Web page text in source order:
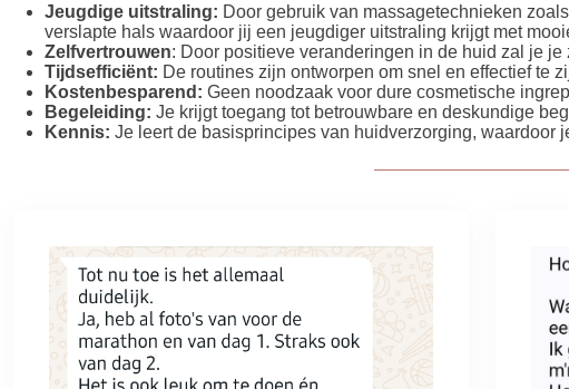
Jeugdige uitstraling: Door gebruik van massagetechnieken
verslapte hals waardoor jij een jeugdiger uitstraling krijgt met
Zelfvertrouwen: Door positieve veranderingen in de huid zal je
Tijdsefficiënt: De routines zijn ontworpen om snel en effectief te
Kostenbesparend: Geen noodzaak voor dure cosmetische
Begeleiding: Je krijgt toegang tot betrouwbare en deskundige
Kennis: Je leert de basisprincipes van huidverzorging, waardoor